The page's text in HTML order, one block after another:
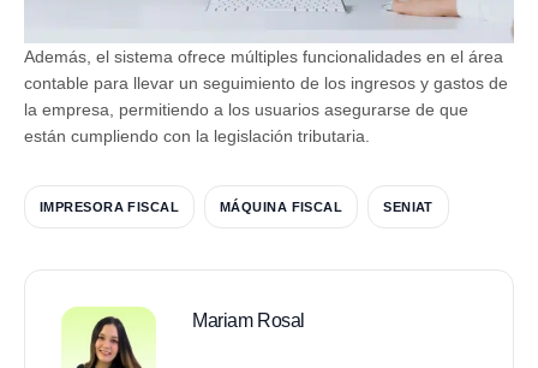
Además, el sistema ofrece múltiples funcionalidades en el área
contable para llevar un seguimiento de los ingresos y gastos de
la empresa, permitiendo a los usuarios asegurarse de que
están cumpliendo con la legislación tributaria.
IMPRESORA FISCAL MÁQUINA FISCAL SENIAT
Mariam Rosal